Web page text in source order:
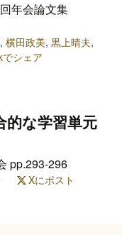
年会論文集
, 横田政美, 黒上晴夫,
シェア
的な学習単元
pp.293-296
Xにポスト